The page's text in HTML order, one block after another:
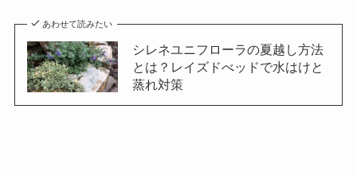
あわせて読みたい
シレネユニフローラの夏越し方法
とは？レイズドべッドで水はけと
蒸れ対策